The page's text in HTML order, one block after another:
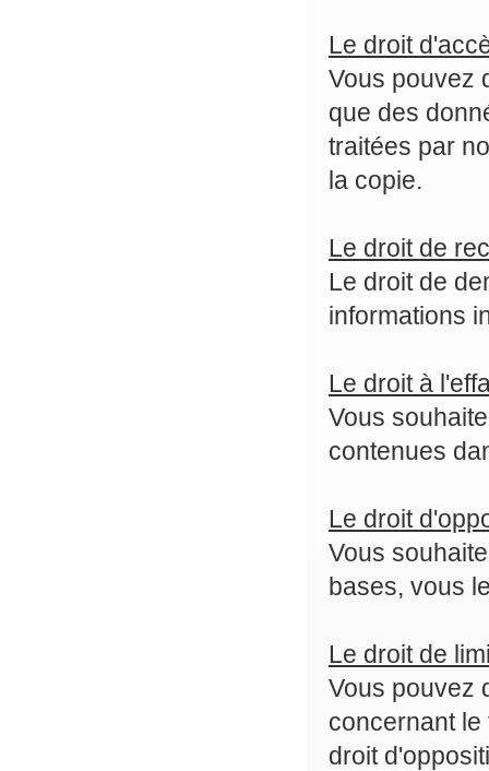
Le droit
Vous pouvez
que des
traitées par
la copie.
Le droit de
Le droit de
informations
Le droit à
Vous
contenues
Le droit
Vous
bases, vous
Le droit de
Vous pouvez
concernant
droit